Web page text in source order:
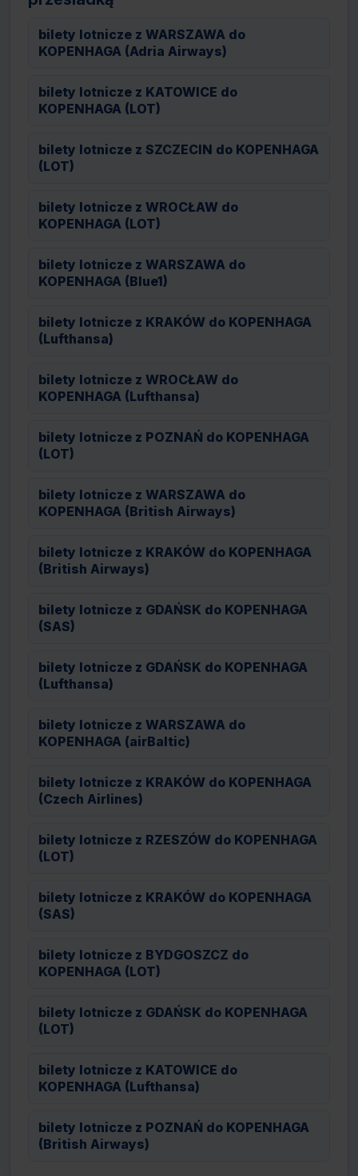
bilety lotnicze z WARSZAWA do
KOPENHAGA (Adria Airways)
bilety lotnicze z KATOWICE do
KOPENHAGA (LOT)
bilety lotnicze z SZCZECIN do KOPENHAGA
(LOT)
bilety lotnicze z WROCŁAW do
KOPENHAGA (LOT)
bilety lotnicze z WARSZAWA do
KOPENHAGA (Blue1)
bilety lotnicze z KRAKÓW do KOPENHAGA
(Lufthansa)
bilety lotnicze z WROCŁAW do
KOPENHAGA (Lufthansa)
bilety lotnicze z POZNAŃ do KOPENHAGA
(LOT)
bilety lotnicze z WARSZAWA do
KOPENHAGA (British Airways)
bilety lotnicze z KRAKÓW do KOPENHAGA
(British Airways)
bilety lotnicze z GDAŃSK do KOPENHAGA
(SAS)
bilety lotnicze z GDAŃSK do KOPENHAGA
(Lufthansa)
bilety lotnicze z WARSZAWA do
KOPENHAGA (airBaltic)
bilety lotnicze z KRAKÓW do KOPENHAGA
(Czech Airlines)
bilety lotnicze z RZESZÓW do KOPENHAGA
(LOT)
bilety lotnicze z KRAKÓW do KOPENHAGA
(SAS)
bilety lotnicze z BYDGOSZCZ do
KOPENHAGA (LOT)
bilety lotnicze z GDAŃSK do KOPENHAGA
(LOT)
bilety lotnicze z KATOWICE do
KOPENHAGA (Lufthansa)
bilety lotnicze z POZNAŃ do KOPENHAGA
(British Airways)